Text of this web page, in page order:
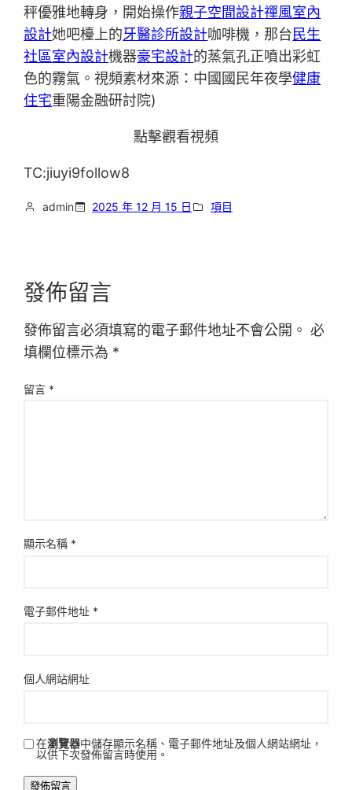
秤優雅地轉身，開始操作親子空間設計禪風室內
設計她吧檯上的牙醫診所設計咖啡機，那台民生
社區室內設計機器豪宅設計的蒸氣孔正噴出彩虹
色的霧氣。視頻素材來源：中國國民年夜學健康
住宅重陽金融研討院)
點擊觀看視頻
TC:jiuyi9follow8
admin 2025 年 12 月 15 日 項目
發佈留言
發佈留言必須填寫的電子郵件地址不會公開。 必
填欄位標示為 *
留言 *
顯示名稱 *
電子郵件地址 *
個人網站網址
在瀏覽器中儲存顯示名稱、電子郵件地址及個人網站網址，
以供下次發佈留言時使用。